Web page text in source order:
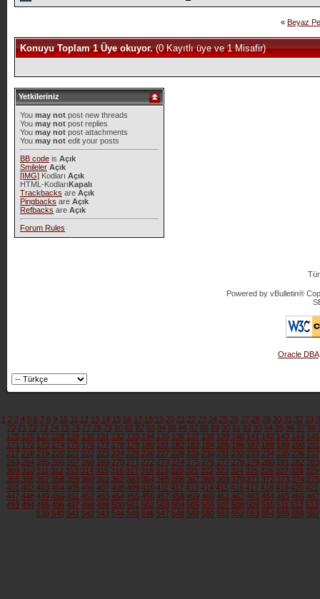
« Beyaz
Konuyu Toplam 1 Üye okuyor.(0 Kayıtlı üye ve 1 Misafir)
Yetkileriniz
You may notpost new threads
You may notpost replies
You may notpost attachments
You may notedit your posts
BB codeis Açık
Smileler Açık
[IMG]Kodları Açık
HTML-KodlarıKapalı
Trackbacks are Açık
Pingbacks are Açık
Refbacks are Açık
Forum Rules
Powered by vBulletin®
Oracle DBA
1 2 3 4 5 6 7 8 9 10 11 12 13 14 15 16 17 18 19 20 21 22 23 24 25 26 27 28 29 30 31 32 33
70 71 72 73 74 75 76 77 78 79 80 81 82 83 84 85 86 87 88 89 90 91 92 93 94 95 96 97 98
125 126 127 128 129 130 131 132 133 134 135 136 137 138 139 140 141 142 143 144 145
171 172 173 174 175 176 177 178 179 180 181 182 183 184 185 186 187 188 189 190 191
217 218 219 220 221 222 223 224 225 226 227 228 229 230 231 232 233 234 235 236 237
263 264 265 266 267 268 269 270 271 272 273 274 275 276 277 278 279 280 281 282 283
309 310 311 312 313 314 315 316 317 318 319 320 321 322 323 324 325 326 327 328 329
355 356 357 358 359 360 361 362 363 364 365 366 367 368 369 370 371 372 373 374 375
401 402 403 404 405 406 407 408 409 410 411 412 413 414 415 416 417 418 419 420 421
447 448 449 450 451 452 453 454 455 456 457 458 459 460 461 462 463 464 465 466 467
493 494 495 496 497 498 499 500 501 502 503 504 505 506 507 508 509 510 511 512 513
539 540 541 542 543 544 545 546 547 548 549 550 551 552 553 554 555 556 557